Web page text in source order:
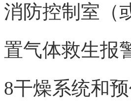
消防控制室（
置气体救生报
8干燥系统和